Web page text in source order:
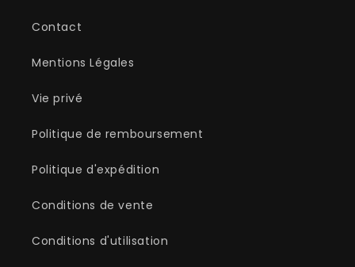
Contact
Mentions Légales
Vie privé
Politique de remboursement
Politique d'expédition
Conditions de vente
Conditions d'utilisation